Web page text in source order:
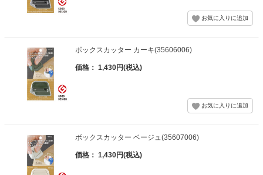
ボックスカッター カーキ(35606006)
価格： 1,430円(税込)
ボックスカッター ベージュ(35607006)
価格： 1,430円(税込)